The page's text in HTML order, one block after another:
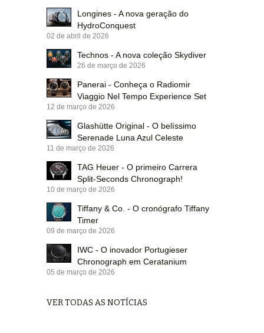
Longines - A nova geração do
HydroConquest
02 de abril de 2026
Technos - A nova coleção Skydiver
26 de março de 2026
Panerai - Conheça o Radiomir
Viaggio Nel Tempo Experience Set
12 de março de 2026
Glashütte Original - O belíssimo
Serenade Luna Azul Celeste
11 de março de 2026
TAG Heuer - O primeiro Carrera
Split-Seconds Chronograph!
10 de março de 2026
Tiffany & Co. - O cronógrafo Tiffany
Timer
09 de março de 2026
IWC - O inovador Portugieser
Chronograph em Ceratanium
05 de março de 2026
VER TODAS AS NOTÍCIAS